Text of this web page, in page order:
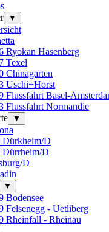
▼
Ryokan Hasenberg
Texel
Chinagarten
Uschi+Horst
Flussfahrt Basel-
Flussfahrt Normandie
▼
Dürkheim/D
Dürrheim/D
D
▼
Bodensee
Felsenegg - Uetliberg
Rheinfall - Rheinau